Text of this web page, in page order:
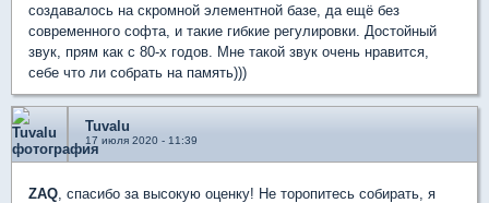
создавалось на скромной элементной базе, да ещё без
современного софта, и такие гибкие регулировки. Достойный
звук, прям как с 80-х годов. Мне такой звук очень нравится,
себе что ли собрать на память)))
Tuvalu
17 июля 2020 - 11:39
ZAQ, спасибо за высокую оценку! Не торопитесь собирать, я